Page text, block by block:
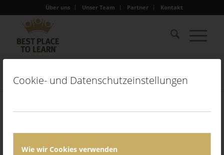
Cookie- und Datenschutzeinstellungen
Wie wir Cookies verwenden
Über uns Unser Team Partner Kontakt
Sie sind hier: Startseite / Gütesiegel / bockermannfritze-logo